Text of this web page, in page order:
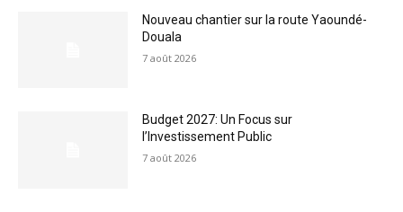
Nouveau chantier sur la route Yaoundé-
Douala
7 août 2026
Budget 2027: Un Focus sur
l’Investissement Public
7 août 2026